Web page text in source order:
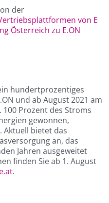
der
von E
Österreich zu E.ON
hundertprozentiges
und ab August 2021 am
Prozent des Stroms
gewonnen,
Aktuell bietet das
an, das
Jahren ausgeweitet
finden Sie ab 1. August
.